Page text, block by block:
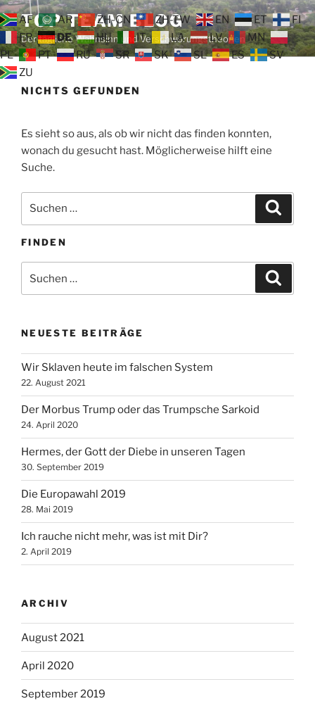
Zum
Inhalt
springen
TOP TEAM BLOG
Der tägliche Wahnsinn und Verschwörungstheorien
NICHTS GEFUNDEN
Es sieht so aus, als ob wir nicht das finden konnten,
wonach du gesucht hast. Möglicherweise hilft eine
Suche.
nach:
FINDEN
nach:
NEUESTE BEITRÄGE
Wir Sklaven heute im falschen System
22. August 2021
Der Morbus Trump oder das Trumpsche Sarkoid
24. April 2020
Hermes, der Gott der Diebe in unseren Tagen
30. September 2019
Die Europawahl 2019
28. Mai 2019
Ich rauche nicht mehr, was ist mit Dir?
2. April 2019
ARCHIV
August 2021
April 2020
September 2019
AF AR ZH-CN ZH-TW EN ET
FI
FR
DE HU IT LA LV
MN
PL
PT RU SR SK SL ES
SV
ZU